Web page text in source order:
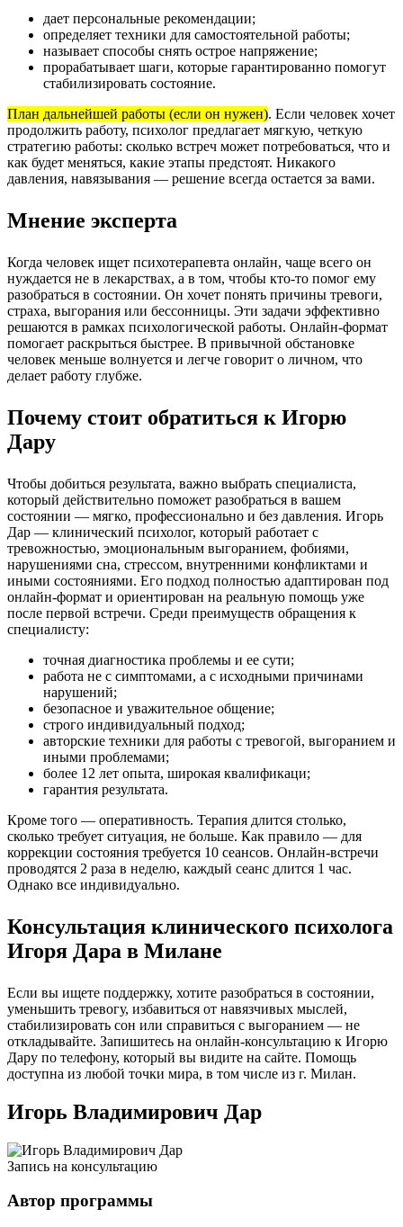
дает персональные рекомендации;
определяет техники для самостоятельной работы;
называет способы снять острое напряжение;
прорабатывает шаги, которые гарантированно помогут
стабилизировать состояние.
План дальнейшей работы (если он нужен). Если человек хочет
продолжить работу, психолог предлагает мягкую, четкую
стратегию работы: сколько встреч может потребоваться, что и
как будет меняться, какие этапы предстоят. Никакого
давления, навязывания — решение всегда остается за вами.
Мнение эксперта
Когда человек ищет психотерапевта онлайн, чаще всего он
нуждается не в лекарствах, а в том, чтобы кто-то помог ему
разобраться в состоянии. Он хочет понять причины тревоги,
страха, выгорания или бессонницы. Эти задачи эффективно
решаются в рамках психологической работы. Онлайн-формат
помогает раскрыться быстрее. В привычной обстановке
человек меньше волнуется и легче говорит о личном, что
делает работу глубже.
Почему стоит обратиться к Игорю
Дару
Чтобы добиться результата, важно выбрать специалиста,
который действительно поможет разобраться в вашем
состоянии — мягко, профессионально и без давления. Игорь
Дар — клинический психолог, который работает с
тревожностью, эмоциональным выгоранием, фобиями,
нарушениями сна, стрессом, внутренними конфликтами и
иными состояниями. Его подход полностью адаптирован под
онлайн-формат и ориентирован на реальную помощь уже
после первой встречи. Среди преимуществ обращения к
специалисту:
точная диагностика проблемы и ее сути;
работа не с симптомами, а с исходными причинами
нарушений;
безопасное и уважительное общение;
строго индивидуальный подход;
авторские техники для работы с тревогой, выгоранием и
иными проблемами;
более 12 лет опыта, широкая квалификаци;
гарантия результата.
Кроме того — оперативность. Терапия длится столько,
сколько требует ситуация, не больше. Как правило — для
коррекции состояния требуется 10 сеансов. Онлайн-встречи
проводятся 2 раза в неделю, каждый сеанс длится 1 час.
Однако все индивидуально.
Консультация клинического психолога
Игоря Дара в Милане
Если вы ищете поддержку, хотите разобраться в состоянии,
уменьшить тревогу, избавиться от навязчивых мыслей,
стабилизировать сон или справиться с выгоранием — не
откладывайте. Запишитесь на онлайн-консультацию к Игорю
Дару по телефону, который вы видите на сайте. Помощь
доступна из любой точки мира, в том числе из г. Милан.
Игорь Владимирович Дар
Запись на консультацию
Автор программы